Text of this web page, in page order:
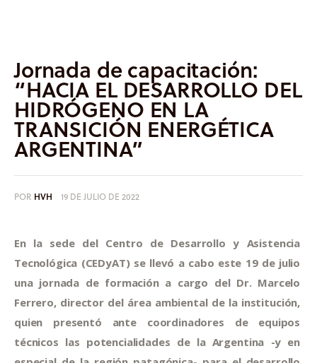
Jornada de capacitación:
“HACIA EL DESARROLLO DEL
HIDRÓGENO EN LA
TRANSICIÓN ENERGÉTICA
ARGENTINA”
POR HVH 19 DE JULIO DE 2022
En la sede del Centro de Desarrollo y Asistencia
Tecnológica (CEDyAT) se llevó a cabo este 19 de julio
una jornada de formación a cargo del Dr. Marcelo
Ferrero, director del área ambiental de la institución,
quien presentó ante coordinadores de equipos
técnicos las potencialidades de la Argentina -y en